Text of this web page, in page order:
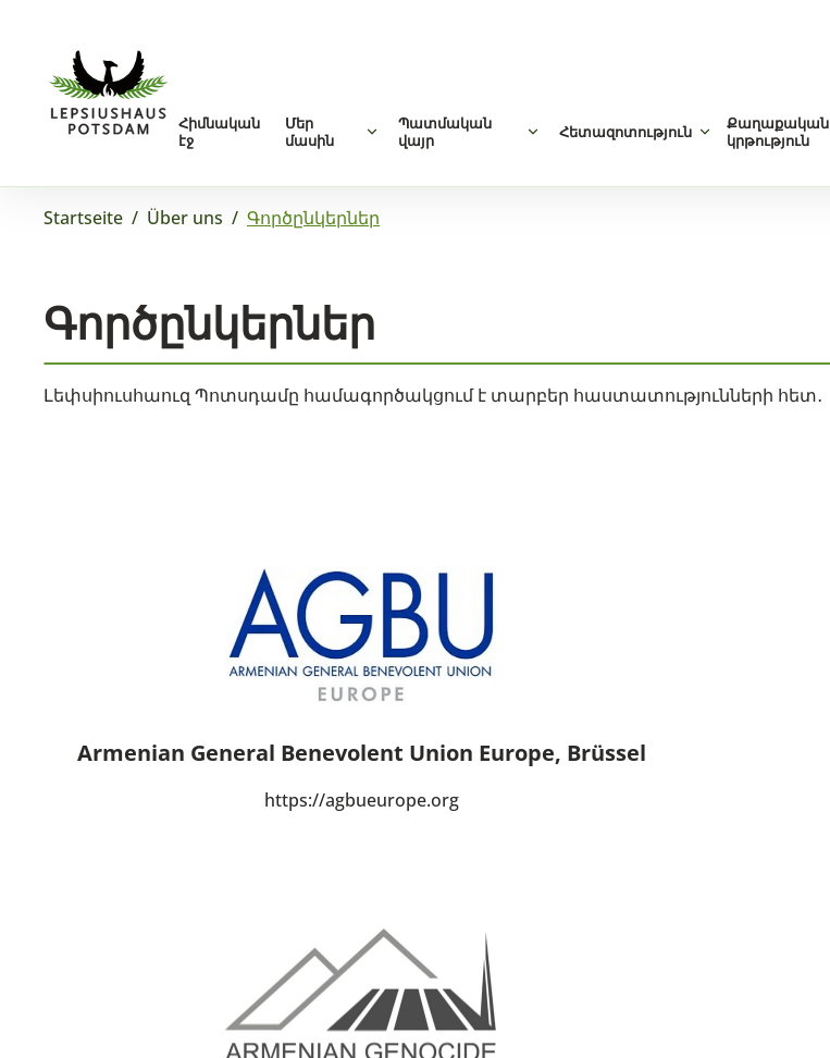
Հիմնական
էջ
Մեր
մասին
Պատմական
վայր
Հետազոտություն
Քաղաքական
կրթություն
Startseite / Über uns / Գործընկերներ
Գործընկերներ
Լեփսիուսհաուզ Պոտսդամը համագործակցում է տարբեր հաստատությունների հետ․
Armenian General Benevolent Union Europe, Brüssel
https://agbueurope.org